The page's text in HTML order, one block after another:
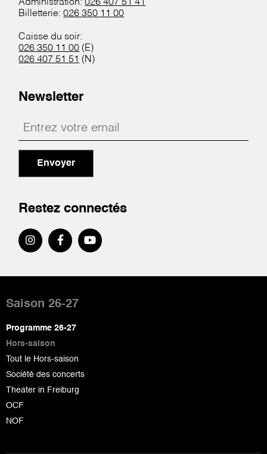
Administration:026 407 51 41
Billetterie:026 350 11 00
Caisse du soir:
026 350 11 00 (E)
026 407 51 51 (N)
Newsletter
Envoyer
Restez connectés
de
page
Saison 26-27
Programme 26-27
Hors-saison
Tout le Hors-saison
Société des concerts
Theater in Freiburg
OCF
NOF